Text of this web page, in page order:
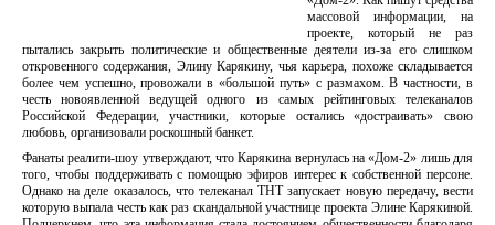
массовой информации, на
проекте, который не раз
пытались закрыть политические и общественные деятели из-за его слишком
откровенного содержания, Элину Карякину, чья карьера, похоже складывается
более чем успешно, провожали в «большой путь» с размахом. В частности, в
честь новоявленной ведущей одного из самых рейтинговых телеканалов
Российской Федерации, участники, которые остались «достраивать» свою
любовь, организовали роскошный банкет.
Фанаты реалити-шоу утверждают, что Карякина вернулась на «Дом-2» лишь для
того, чтобы поддерживать с помощью эфиров интерес к собственной персоне.
Однако на деле оказалось, что телеканал ТНТ запускает новую передачу, вести
которую выпала честь как раз скандальной участнице проекта Элине Карякиной.